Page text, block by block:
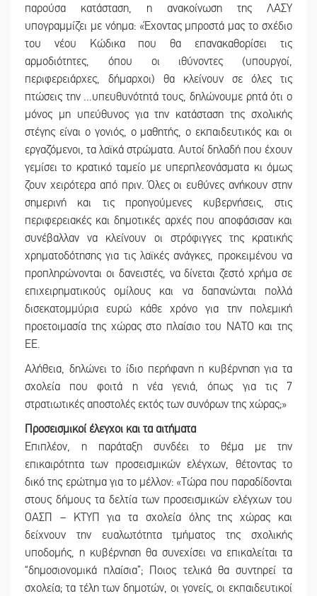
παρούσα κατάσταση, η ανακοίνωση της ΛΑΣΥ
υπογραμμίζει με νόημα: «Έχοντας μπροστά μας το σχέδιο
του νέου Κώδικα που θα επανακαθορίσει τις
αρμοδιότητες, όπου οι ιθύνοντες (υπουργοί,
περιφερειάρχες, δήμαρχοι) θα κλείνουν σε όλες τις
πτώσεις την …υπευθυνότητά τους, δηλώνουμε ρητά ότι ο
μόνος μη υπεύθυνος για την κατάσταση της σχολικής
στέγης είναι ο γονιός, ο μαθητής, ο εκπαιδευτικός και οι
εργαζόμενοι, τα λαϊκά στρώματα. Αυτοί δηλαδή που έχουν
γεμίσει το κρατικό ταμείο με υπερπλεονάσματα κι όμως
ζουν χειρότερα από πριν. Όλες οι ευθύνες ανήκουν στην
σημερινή και τις προηγούμενες κυβερνήσεις, στις
περιφερειακές και δημοτικές αρχές που αποφάσισαν και
συνέβαλλαν να κλείνουν οι στρόφιγγες της κρατικής
χρηματοδότησης για τις λαϊκές ανάγκες, προκειμένου να
προπληρώνονται οι δανειστές, να δίνεται ζεστό χρήμα σε
επιχειρηματικούς ομίλους και να δαπανώνται πολλά
δισεκατομμύρια ευρώ κάθε χρόνο για την πολεμική
προετοιμασία της χώρας στο πλαίσιο του ΝΑΤΟ και της
ΕΕ.
Αλήθεια, δηλώνει το ίδιο περήφανη η κυβέρνηση για τα
σχολεία που φοιτά η νέα γενιά, όπως για τις 7
στρατιωτικές αποστολές εκτός των συνόρων της χώρας;»
Προσεισμικοί έλεγχοι και τα αιτήματα
Επιπλέον, η παράταξη συνδέει το θέμα με την
επικαιρότητα των προσεισμικών ελέγχων, θέτοντας το
δικό της ερώτημα για το μέλλον: «Τώρα που παραδίδονται
στους δήμους τα δελτία των προσεισμικών ελέγχων του
ΟΑΣΠ – ΚΤΥΠ για τα σχολεία όλης της χώρας και
δείχνουν την ευαλωτότητα τμήματος της σχολικής
υποδομής, η κυβέρνηση θα συνεχίσει να επικαλείται τα
“δημοσιονομικά πλαίσια”; Ποιος τελικά θα συντηρεί τα
σχολεία; τα τέλη των δημοτών, οι γονείς, οι εκπαιδευτικοί